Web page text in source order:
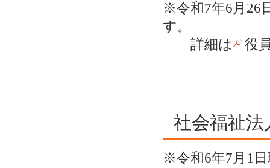
※令和7年6月26
す。
詳細は
役
社会福祉
※令和6年7月1